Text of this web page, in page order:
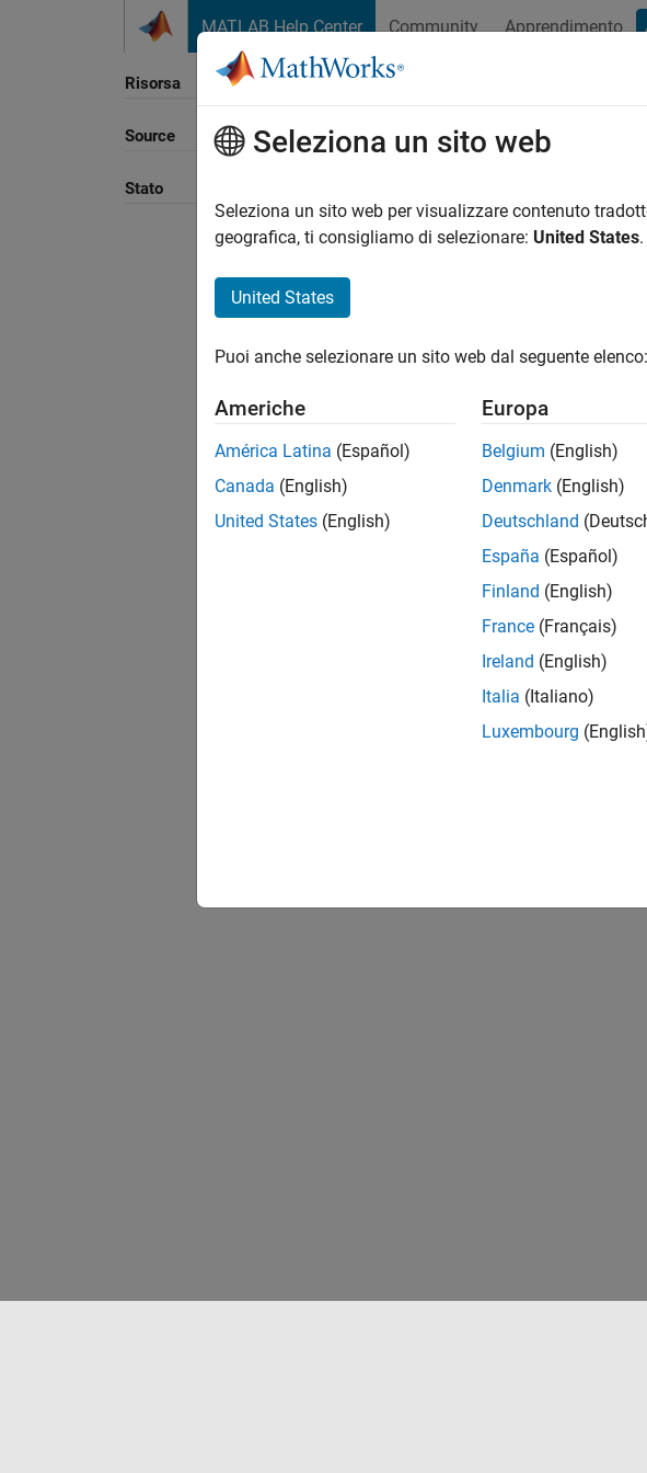
MATLAB Help Center Community Apprendimento
Risorsa
Source
Stato
Ordina per
Seleziona un sito web
Seleziona un sito web per visualizzare contenuto
geografica, ti consigliamo di selezionare: United States.
United States
Puoi anche selezionare un sito web dal seguente elenco:
Americhe
América Latina (Español)
Canada (English)
United States (English)
Europa
Belgium (English)
Denmark (English)
Deutschland
España (Español)
Finland (English)
France (Français)
Ireland (English)
Italia (Italiano)
Luxembourg